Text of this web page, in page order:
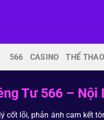
566 CASINO THỂ THAO
Tư 566 – Nội
lõi, phản ánh cam kết